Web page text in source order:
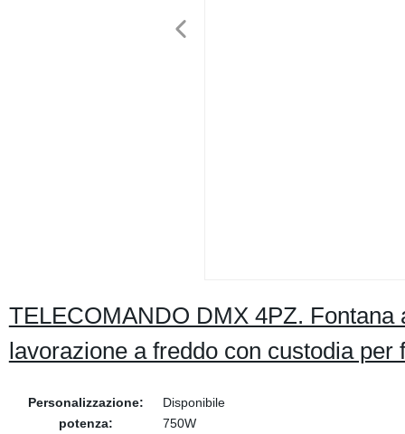
TELECOMANDO DMX 4PZ.
lavorazione a freddo con custodia per
Personalizzazione:
Disponibile
potenza:
750W